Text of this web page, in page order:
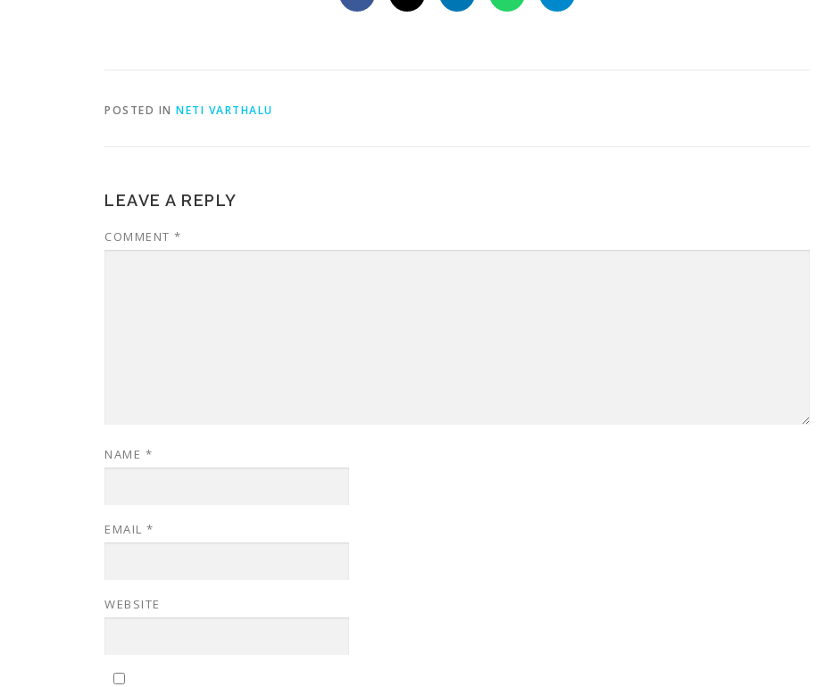
POSTED IN NETI VARTHALU
LEAVE A REPLY
COMMENT *
NAME *
EMAIL *
WEBSITE